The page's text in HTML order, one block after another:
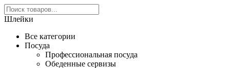
Шлейки
Все категории
Посуда
Профессиональная посуда
Обеденные сервизы